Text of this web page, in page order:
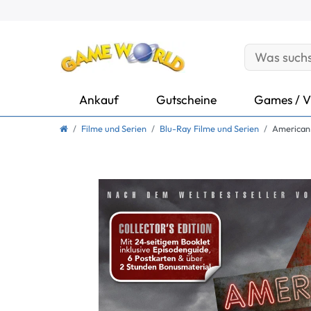
Ankauf Gutscheine Games /
Filme und Serien Blu-Ray Filme und Serien